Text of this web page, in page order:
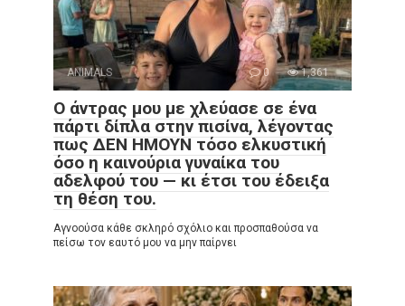
ANIMALS 0 1,361
Ο άντρας μου με χλεύασε σε ένα
πάρτι δίπλα στην πισίνα, λέγοντας
πως ΔΕΝ ΗΜΟΥΝ τόσο ελκυστική
όσο η καινούρια γυναίκα του
αδελφού του — κι έτσι του έδειξα
τη θέση του.
Αγνοούσα κάθε σκληρό σχόλιο και προσπαθούσα να
πείσω τον εαυτό μου να μην παίρνει